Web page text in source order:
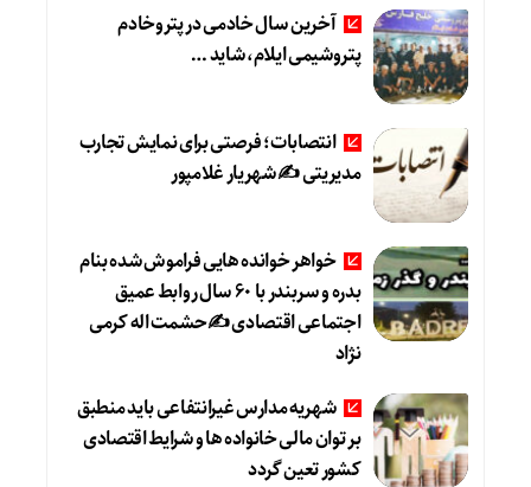
آخرین سال خادمی در پتروخادم
پتروشیمی ایلام، شاید …
انتصابات؛ فرصتی برای نمایش تجارب
مدیریتی ✍ شهریار غلامپور
خواهر خوانده هایی فراموش شده بنام
بدره و سربندر با ۶۰ سال روابط عمیق
اجتماعی اقتصادی ✍حشمت اله کرمی
نژاد
شهریه مدارس غیرانتفاعی باید منطبق
بر توان مالی خانواده ها و شرایط اقتصادی
کشور تعین گردد